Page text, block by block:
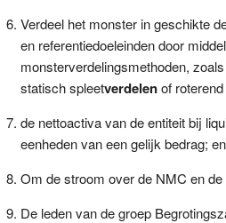
Verdeel het monster in geschikte
en referentiedoeleinden door
monsterverdelingsmethoden,
statisch spleetverdelenof roterend
de nettoactiva van de entiteit bij
eenheden van een gelijk bedrag; en
Om de stroom over de NMC en de
De leden van de groep